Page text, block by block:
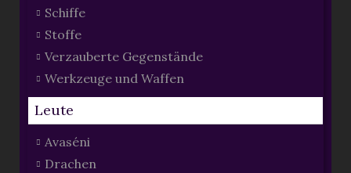
Schiffe
Stoffe
Verzauberte Gegenstände
Werkzeuge und Waffen
Leute
Avaséni
Drachen